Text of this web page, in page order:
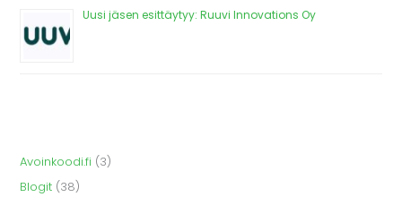
Uusi jäsen esittäytyy: Ruuvi Innovations Oy
Avoinkoodi.fi (3)
Blogit (38)